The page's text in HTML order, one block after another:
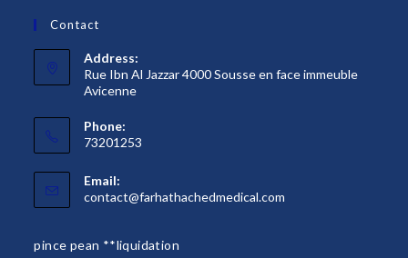
Contact
Address:
Rue Ibn Al Jazzar 4000 Sousse en face immeuble
Avicenne
Phone:
73201253
Email:
contact@farhathachedmedical.com
pince pean **liquidation